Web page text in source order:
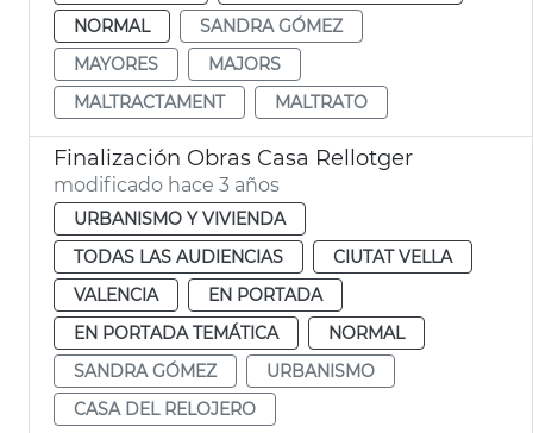
NORMAL
SANDRA GÓMEZ
MAYORES
MAJORS
MALTRACTAMENT
MALTRATO
Finalización Obras Casa Rellotger
modificado hace 3 años
URBANISMO Y VIVIENDA
TODAS LAS AUDIENCIAS
CIUTAT VELLA
VALENCIA
EN PORTADA
EN PORTADA TEMÁTICA
NORMAL
SANDRA GÓMEZ
URBANISMO
CASA DEL RELOJERO